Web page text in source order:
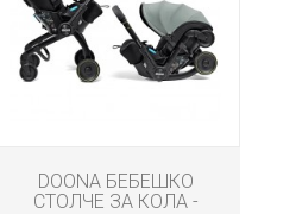
DOONA БЕБЕШКО
СТОЛЧЕ ЗА КОЛА -